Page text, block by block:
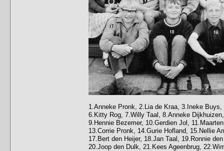
1.Anneke Pronk, 2.Lia de Kraa, 3.Ineke
6.Kitty Rog, 7.Willy Taal, 8.Anneke Dijkhuizen,
9.Hennie Bezemer, 10.Gerdien Jol,
13.Corrie Pronk, 14.Gurie Hofland, 15.Nellie
17.Bert den Heijer, 18.Jan Taal, 19.Ronnie
20.Joop den Dulk, 21.Kees Ageenbrug,